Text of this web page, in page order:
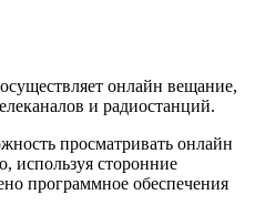
онлайн вещание,
и радиостанций.
просматривать онлайн
используя сторонние
программное обеспечения